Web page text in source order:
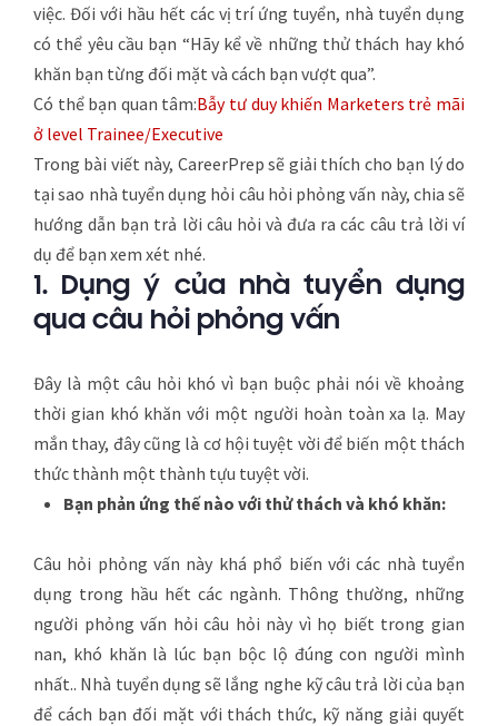
việc. Đối với hầu hết các vị trí ứng tuyển, nhà tuyển dụng
có thể yêu cầu bạn “Hãy kể về những thử thách hay khó
khăn bạn từng đối mặt và cách bạn vượt qua”.
Có thể bạn quan tâm:Bẫy tư duy khiến Marketers trẻ mãi
ở level Trainee/Executive
Trong bài viết này, CareerPrep sẽ giải thích cho bạn lý do
tại sao nhà tuyển dụng hỏi câu hỏi phỏng vấn này, chia sẽ
hướng dẫn bạn trả lời câu hỏi và đưa ra các câu trả lời ví
dụ để bạn xem xét nhé.
1. Dụng ý của nhà tuyển dụng
qua câu hỏi phỏng vấn
Đây là một câu hỏi khó vì bạn buộc phải nói về khoảng
thời gian khó khăn với một người hoàn toàn xa lạ. May
mắn thay, đây cũng là cơ hội tuyệt vời để biến một thách
thức thành một thành tựu tuyệt vời.
Bạn phản ứng thế nào với thử thách và khó khăn:
Câu hỏi phỏng vấn này khá phổ biến với các nhà tuyển
dụng trong hầu hết các ngành. Thông thường, những
người phỏng vấn hỏi câu hỏi này vì họ biết trong gian
nan, khó khăn là lúc bạn bộc lộ đúng con người mình
nhất.. Nhà tuyển dụng sẽ lắng nghe kỹ câu trả lời của bạn
để cách bạn đối mặt với thách thức, kỹ năng giải quyết